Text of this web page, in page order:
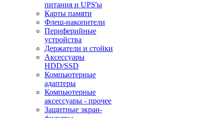
питания и UPS'ы
Карты памяти
Флеш-накопители
Периферийные
устройства
Держатели и стойки
Аксессуары
HDD/SSD
Компьютерные
адаптеры
Компьютерные
аксессуары - прочее
Защитные экран-